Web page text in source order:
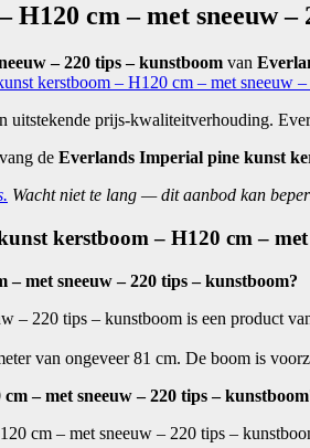
cm – met sneeuw
– 220 tips – kunstboom van
kerstboom – H120 cm – met sneeuw
prijs-kwaliteitverhouding.
de Everlands Imperial pine kunst
Wacht niet te lang — dit aanbod kan
kerstboom – H120 cm –
met sneeuw – 220 tips – kunstboom?
– 220 tips – kunstboom is een product
van ongeveer 81 cm. De boom is
– met sneeuw – 220 tips –
cm – met sneeuw – 220 tips –